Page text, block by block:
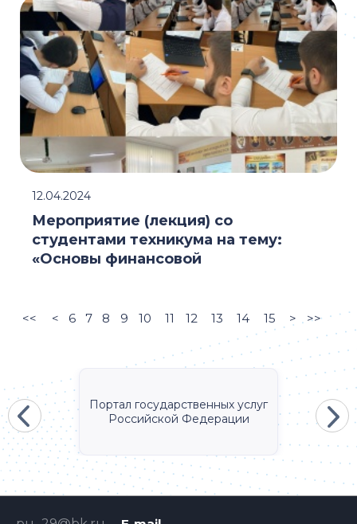
Мероприятие (лекция) со
студентами техникума на тему:
«Основы финансовой
12.04.2024
<< < 6 7 8 9 10 11 12 13 14 15 > >>
Портал государственных услуг
Российской Федерации